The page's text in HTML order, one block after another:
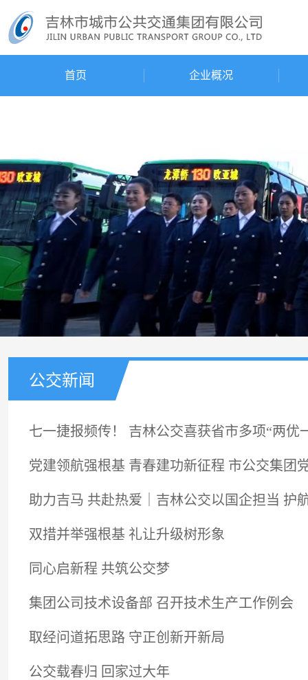
首页 企业概况
Previous
公交新闻
七一捷报频传！ 吉林公交喜获省市多项“两优
党建领航强根基 青春建功新征程 市公交集团
助力吉马 共赴热爱｜吉林公交以国企担当 护
双措并举强根基 礼让升级树形象
同心启新程 共筑公交梦
集团公司技术设备部 召开技术生产工作例会
取经问道拓思路 守正创新开新局
公交载春归 回家过大年